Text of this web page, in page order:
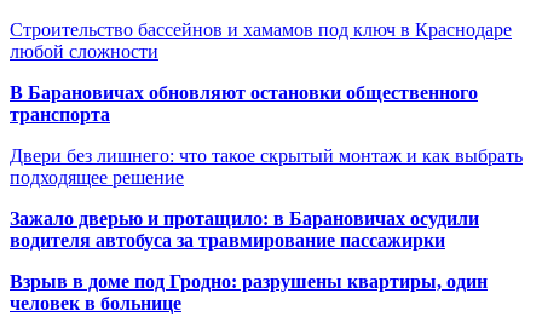
Строительство бассейнов и хамамов под ключ в Краснодаре
любой сложности
В Барановичах обновляют остановки общественного
транспорта
Двери без лишнего: что такое скрытый монтаж и как выбрать
подходящее решение
Зажало дверью и протащило: в Барановичах осудили
водителя автобуса за травмирование пассажирки
Взрыв в доме под Гродно: разрушены квартиры, один
человек в больнице